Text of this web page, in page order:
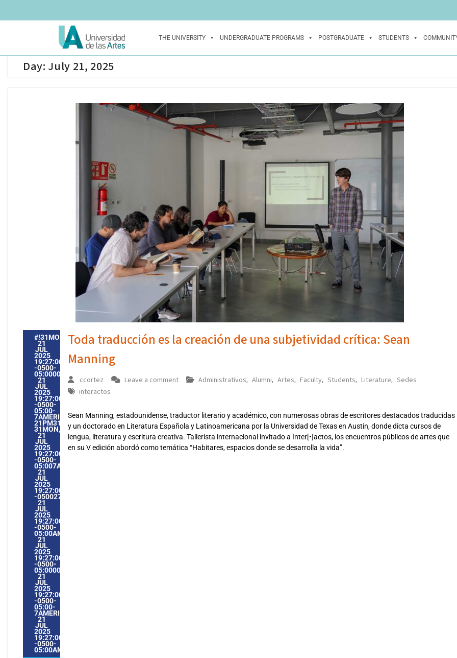
THE UNIVERSITY UNDERGRADUATE PROGRAMS POSTGRADUATE STUDENTS
Day: July 21, 2025
#!31MON,
21
JUL
2025
19:27:00
-0500-
05:000031#31MON,
21
JUL
2025
19:27:00
-0500-
05:00-
7AMERICA/GUAYAQUIL3131AMERICA/GUAYAQUIL202531
21PM31PM-
31MON,
21
JUL
2025
19:27:00
-0500-
05:007AMERICA/GUAYAQUIL3131AMERICA/GUAYAQUIL2025312025MON,
21
JUL
2025
19:27:00
-0500277277PMMONDAY=1009#!31MON,
21
JUL
2025
19:27:00
-0500-
05:00AMERICA/GUAYAQUIL7#JUL#!31MON,
21
JUL
2025
19:27:00
-0500-
05:000031#/31MON,
21
JUL
2025
19:27:00
-0500-
05:00-
7AMERICA/GUAYAQUIL3131AMERICA/GUAYAQUIL202531#!31MON,
21
JUL
2025
19:27:00
-0500-
05:00AMERICA/GUAYAQUIL7#
Toda traducción es la creación de una subjetividad crítica: Sean
Manning
ccortez Leave a comment Administrativos, Alumni, Artes, Faculty, Students, Literature, Sedes
interactos
Sean Manning, estadounidense, traductor literario y académico, con numerosas obras de escritores destacados traducidas
y un doctorado en Literatura Española y Latinoamericana por la Universidad de Texas en Austin, donde dicta cursos de
lengua, literatura y escritura creativa. Tallerista internacional invitado a Inter[•]actos, los encuentros públicos de artes que
en su V edición abordó como temática “Habitares, espacios donde se desarrolla la vida”.